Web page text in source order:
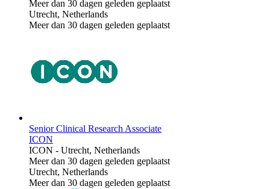
Meer dan 30 dagen geleden geplaatst
Utrecht, Netherlands
Meer dan 30 dagen geleden geplaatst
Senior Clinical Research Associate
ICON
ICON - Utrecht, Netherlands
Meer dan 30 dagen geleden geplaatst
Utrecht, Netherlands
Meer dan 30 dagen geleden geplaatst